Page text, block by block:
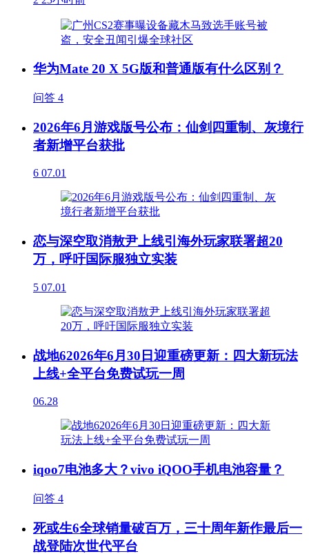
华为Mate 20 X 5G版和普通版有什么区别？
问答 4
2026年6月游戏版号公布：仙剑四重制、灰境行
者新增平台获批
6 07.01
恋与深空取消敖尹上线引海外玩家联署超20
万，呼吁国际服独立实装
5 07.01
战地62026年6月30日迎重磅更新：四大新玩法
上线+全平台免费试玩一周
06.28
iqoo7电池多大？vivo iQOO手机电池容量？
问答 4
死或生6全球销量破百万，三十周年新作最后一
战登陆次世代平台